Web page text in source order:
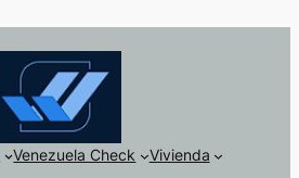
Venezuela Check Vivienda